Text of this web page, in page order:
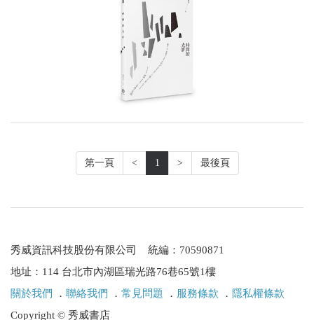
第一頁 < 1 > 最後頁
秀威資訊科技股份有限公司 統編：70590871
地址：114 台北市內湖區瑞光路76巷65號1樓
關於我們
． 聯絡我們 ． 常見問題 ． 服務條款 ． 隱私權條款
Copyright © 秀威書店